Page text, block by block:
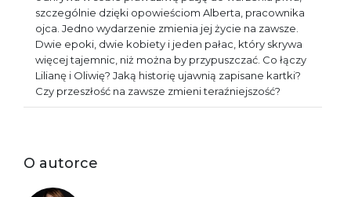
szczególnie dzięki opowieściom Alberta, pracownika
ojca. Jedno wydarzenie zmienia jej życie na zawsze.
Dwie epoki, dwie kobiety i jeden pałac, który skrywa
więcej tajemnic, niż można by przypuszczać. Co łączy
Lilianę i Oliwię? Jaką historię ujawnią zapisane kartki?
Czy przeszłość na zawsze zmieni teraźniejszość?
O autorce